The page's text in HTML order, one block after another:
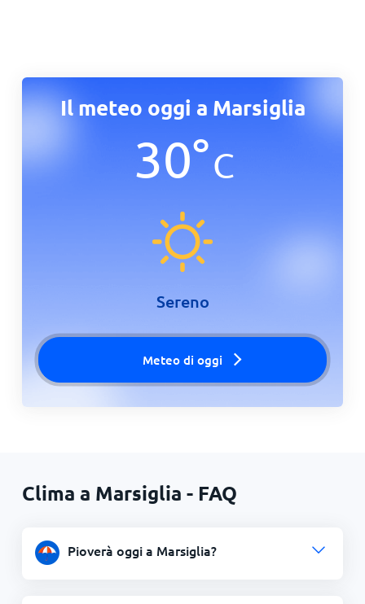
Il meteo oggi a Marsiglia
30°C
Sereno
Meteo di oggi
Clima a Marsiglia - FAQ
Pioverà oggi a Marsiglia?